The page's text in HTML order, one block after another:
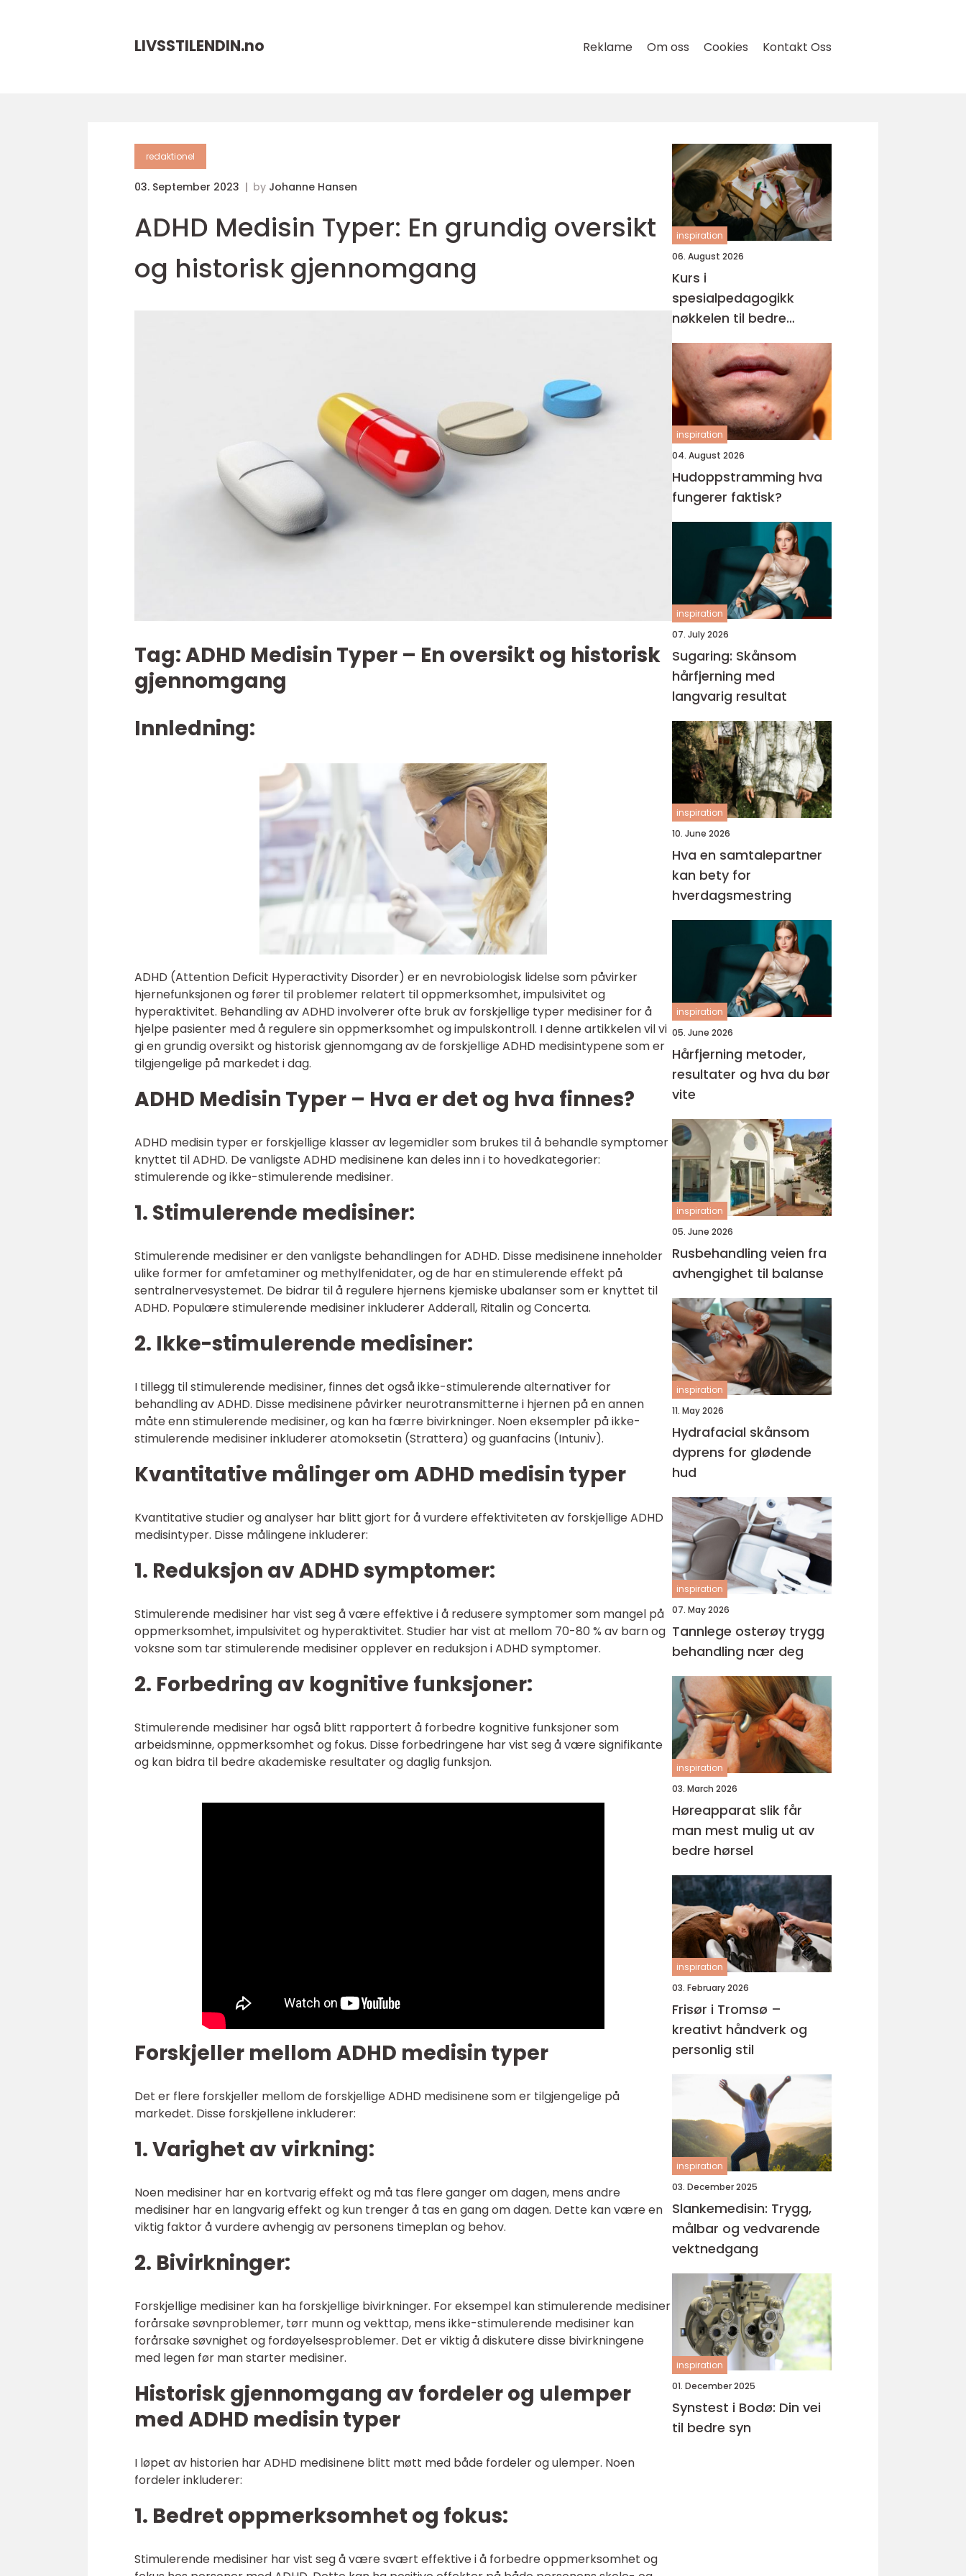
LIVSSTILENDIN.no Reklame Om oss Cookies Kontakt Oss
redaktionel
03. September 2023 by Johanne Hansen
ADHD Medisin Typer: En grundig oversikt
og historisk gjennomgang
Tag: ADHD Medisin Typer – En oversikt og historisk
gjennomgang
Innledning:
ADHD (Attention Deficit Hyperactivity Disorder) er en nevrobiologisk lidelse som påvirker
hjernefunksjonen og fører til problemer relatert til oppmerksomhet, impulsivitet og
hyperaktivitet. Behandling av ADHD involverer ofte bruk av forskjellige typer medisiner for å
hjelpe pasienter med å regulere sin oppmerksomhet og impulskontroll. I denne artikkelen vil vi
gi en grundig oversikt og historisk gjennomgang av de forskjellige ADHD medisintypene som er
tilgjengelige på markedet i dag.
ADHD Medisin Typer – Hva er det og hva finnes?
ADHD medisin typer er forskjellige klasser av legemidler som brukes til å behandle symptomer
knyttet til ADHD. De vanligste ADHD medisinene kan deles inn i to hovedkategorier:
stimulerende og ikke-stimulerende medisiner.
1. Stimulerende medisiner:
Stimulerende medisiner er den vanligste behandlingen for ADHD. Disse medisinene inneholder
ulike former for amfetaminer og methylfenidater, og de har en stimulerende effekt på
sentralnervesystemet. De bidrar til å regulere hjernens kjemiske ubalanser som er knyttet til
ADHD. Populære stimulerende medisiner inkluderer Adderall, Ritalin og Concerta.
2. Ikke-stimulerende medisiner:
I tillegg til stimulerende medisiner, finnes det også ikke-stimulerende alternativer for
behandling av ADHD. Disse medisinene påvirker neurotransmitterne i hjernen på en annen
måte enn stimulerende medisiner, og kan ha færre bivirkninger. Noen eksempler på ikke-
stimulerende medisiner inkluderer atomoksetin (Strattera) og guanfacins (Intuniv).
Kvantitative målinger om ADHD medisin typer
Kvantitative studier og analyser har blitt gjort for å vurdere effektiviteten av forskjellige ADHD
medisintyper. Disse målingene inkluderer:
1. Reduksjon av ADHD symptomer:
Stimulerende medisiner har vist seg å være effektive i å redusere symptomer som mangel på
oppmerksomhet, impulsivitet og hyperaktivitet. Studier har vist at mellom 70-80 % av barn og
voksne som tar stimulerende medisiner opplever en reduksjon i ADHD symptomer.
2. Forbedring av kognitive funksjoner:
Stimulerende medisiner har også blitt rapportert å forbedre kognitive funksjoner som
arbeidsminne, oppmerksomhet og fokus. Disse forbedringene har vist seg å være signifikante
og kan bidra til bedre akademiske resultater og daglig funksjon.
Forskjeller mellom ADHD medisin typer
Det er flere forskjeller mellom de forskjellige ADHD medisinene som er tilgjengelige på
markedet. Disse forskjellene inkluderer:
1. Varighet av virkning:
Noen medisiner har en kortvarig effekt og må tas flere ganger om dagen, mens andre
medisiner har en langvarig effekt og kun trenger å tas en gang om dagen. Dette kan være en
viktig faktor å vurdere avhengig av personens timeplan og behov.
2. Bivirkninger:
Forskjellige medisiner kan ha forskjellige bivirkninger. For eksempel kan stimulerende medisiner
forårsake søvnproblemer, tørr munn og vekttap, mens ikke-stimulerende medisiner kan
forårsake søvnighet og fordøyelsesproblemer. Det er viktig å diskutere disse bivirkningene
med legen før man starter medisiner.
Historisk gjennomgang av fordeler og ulemper
med ADHD medisin typer
I løpet av historien har ADHD medisinene blitt møtt med både fordeler og ulemper. Noen
fordeler inkluderer:
1. Bedret oppmerksomhet og fokus:
Stimulerende medisiner har vist seg å være svært effektive i å forbedre oppmerksomhet og
inspiration
06. August 2026
Kurs i
spesialpedagogikk
nøkkelen til bedre
tilrettelegging for barn
og unge
inspiration
04. August 2026
Hudoppstramming hva
fungerer faktisk?
inspiration
07. July 2026
Sugaring: Skånsom
hårfjerning med
langvarig resultat
inspiration
10. June 2026
Hva en samtalepartner
kan bety for
hverdagsmestring
inspiration
05. June 2026
Hårfjerning metoder,
resultater og hva du bør
vite
inspiration
05. June 2026
Rusbehandling veien fra
avhengighet til balanse
inspiration
11. May 2026
Hydrafacial skånsom
dyprens for glødende
hud
inspiration
07. May 2026
Tannlege osterøy trygg
behandling nær deg
inspiration
03. March 2026
Høreapparat slik får
man mest mulig ut av
bedre hørsel
inspiration
03. February 2026
Frisør i Tromsø –
kreativt håndverk og
personlig stil
inspiration
03. December 2025
Slankemedisin: Trygg,
målbar og vedvarende
vektnedgang
inspiration
01. December 2025
Synstest i Bodø: Din vei
til bedre syn